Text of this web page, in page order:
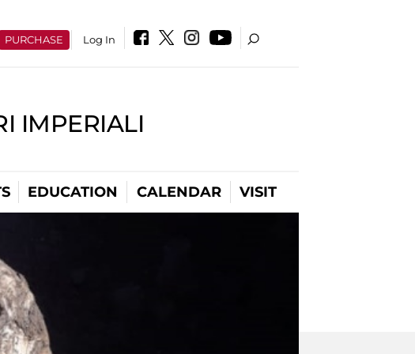
PURCHASE Log In
IMPERIALI
EDUCATION CALENDAR VISIT